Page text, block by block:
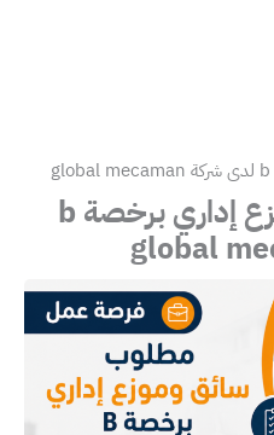
مطلوب سائق وموزع إداري برخصة b